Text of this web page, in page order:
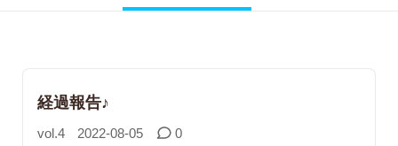
経過報告♪
vol.4 2022-08-05 0